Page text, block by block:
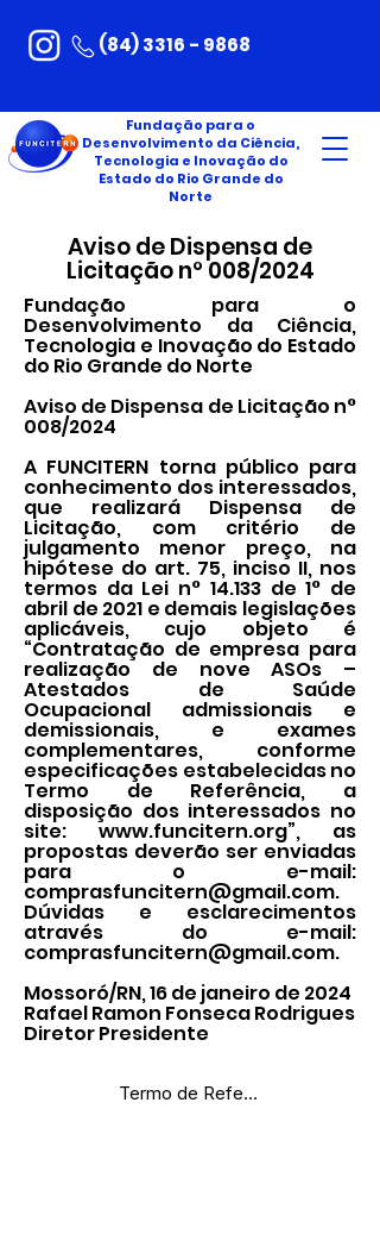
(84) 3316 - 9868
Fundação para o
Desenvolvimento da Ciência,
Tecnologia e Inovação do
Estado do Rio Grande do
Norte
Aviso de Dispensa de
Licitação n° 008/2024
Fundação para o
Desenvolvimento da Ciência,
Tecnologia e Inovação do Estado
do Rio Grande do Norte
Aviso de Dispensa de Licitação n°
008/2024
A FUNCITERN torna público para
conhecimento dos interessados,
que realizará Dispensa de
Licitação, com critério de
julgamento menor preço, na
hipótese do art. 75, inciso II, nos
termos da Lei n° 14.133 de 1° de
abril de 2021 e demais legislações
aplicáveis, cujo objeto é
“Contratação de empresa para
realização de nove ASOs –
Atestados de Saúde
Ocupacional admissionais e
demissionais, e exames
complementares, conforme
especificações estabelecidas no
Termo de Referência, a
disposição dos interessados no
site:www.funcitern.org”, as
propostas deverão ser enviadas
para o e-mail:
comprasfuncitern@gmail.com.
Dúvidas e esclarecimentos
através do e-mail:
comprasfuncitern@gmail.com.
Mossoró/RN, 16 de janeiro de 2024
Rafael Ramon Fonseca Rodrigues
Diretor Presidente
Termo de Referência